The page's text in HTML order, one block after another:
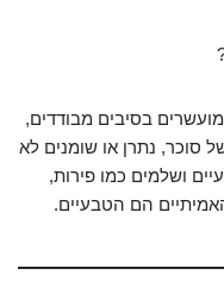
בסיבים מבודדים,
סוכר, נתרן או שומנים לא
ושלמים כמו פירות,
הם הטבעיים.